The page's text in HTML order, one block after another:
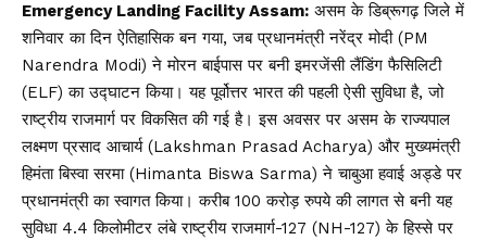
Emergency Landing Facility Assam: असम के डिब्रूगढ़ जिले में
शनिवार का दिन ऐतिहासिक बन गया, जब प्रधानमंत्री नरेंद्र मोदी (PM
Narendra Modi) ने मोरन बाईपास पर बनी इमरजेंसी लैंडिंग फैसिलिटी
(ELF) का उद्घाटन किया। यह पूर्वोत्तर भारत की पहली ऐसी सुविधा है, जो
राष्ट्रीय राजमार्ग पर विकसित की गई है। इस अवसर पर असम के राज्यपाल
लक्ष्मण प्रसाद आचार्य (Lakshman Prasad Acharya) और मुख्यमंत्री
हिमंता बिस्वा सरमा (Himanta Biswa Sarma) ने चाबुआ हवाई अड्डे पर
प्रधानमंत्री का स्वागत किया। करीब 100 करोड़ रुपये की लागत से बनी यह
सुविधा 4.4 किलोमीटर लंबे राष्ट्रीय राजमार्ग-127 (NH-127) के हिस्से पर